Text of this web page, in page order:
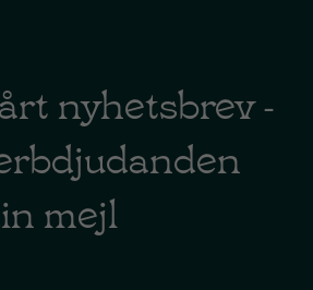
nyhetsbrev -
mejl